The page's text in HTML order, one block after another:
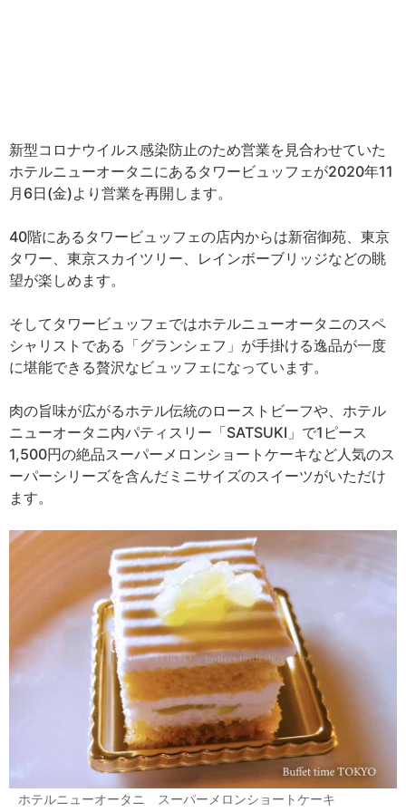
新型コロナウイルス感染防止のため営業を見合わせていた
ホテルニューオータニにあるタワービュッフェが2020年11
月6日(金)より営業を再開します。
40階にあるタワービュッフェの店内からは新宿御苑、東京
タワー、東京スカイツリー、レインボーブリッジなどの眺
望が楽しめます。
そしてタワービュッフェではホテルニューオータニのスペ
シャリストである「グランシェフ」が手掛ける逸品が一度
に堪能できる贅沢なビュッフェになっています。
肉の旨味が広がるホテル伝統のローストビーフや、ホテル
ニューオータニ内パティスリー「SATSUKI」で1ピース
1,500円の絶品スーパーメロンショートケーキなど人気のス
ーパーシリーズを含んだミニサイズのスイーツがいただけ
ます。
ホテルニューオータニ スーパーメロンショートケーキ